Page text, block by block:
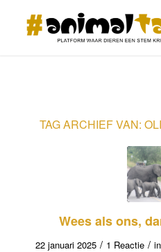
TAG ARCHIEF VAN:
Wees als ons,
22 januari 2025 / 1 Reactie /